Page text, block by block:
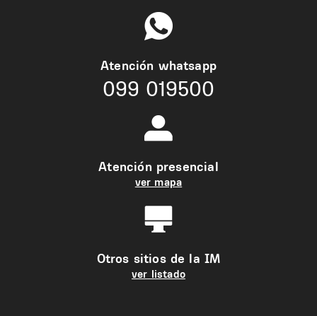
Atención whatsapp
099 019500
Atención presencial
ver mapa
Otros sitios de la IM
ver listado